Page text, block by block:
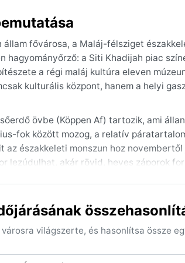
állam fővárosa, a Maláj-félsziget
hagyományőrző: a Siti Khadijah piac
a régi maláj kultúra eleven
kulturális központ, hanem a helyi
övbe (Köppen Af) tartozik, ami
fok között mozog, a relatív
az északkeleti monszun hoz
lezúdulhat, akár rövid, heves záporok
A térséget érintő
és akár áradásokat is hozhat.
sivatagi porfelhő itt sosem látható; a
városra világszerte, és hasonlítsa össze